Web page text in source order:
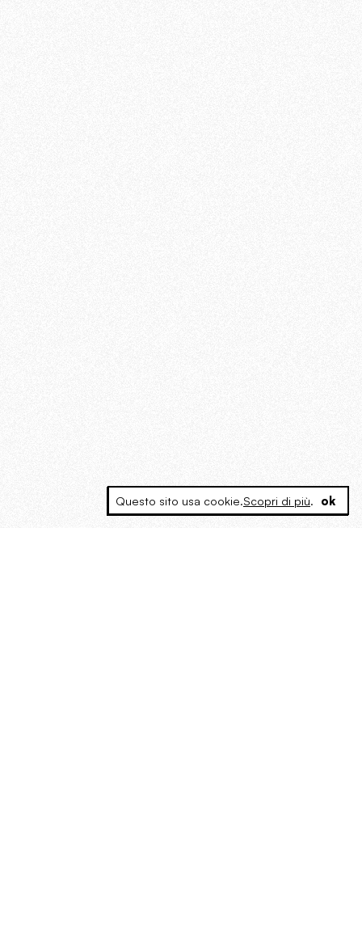
Questo sito usa cookie.Scopri di più. ok